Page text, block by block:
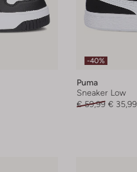
-40%
Puma
Sneaker Low
€ 59,99 € 35,99